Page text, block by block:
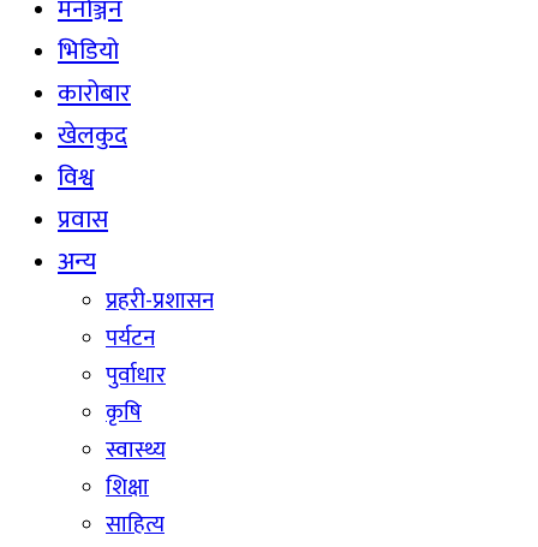
मनोञ्जन
भिडियो
कारोबार
खेलकुद
विश्व
प्रवास
अन्य
प्रहरी-प्रशासन
पर्यटन
पुर्वाधार
कृषि
स्वास्थ्य
शिक्षा
साहित्य